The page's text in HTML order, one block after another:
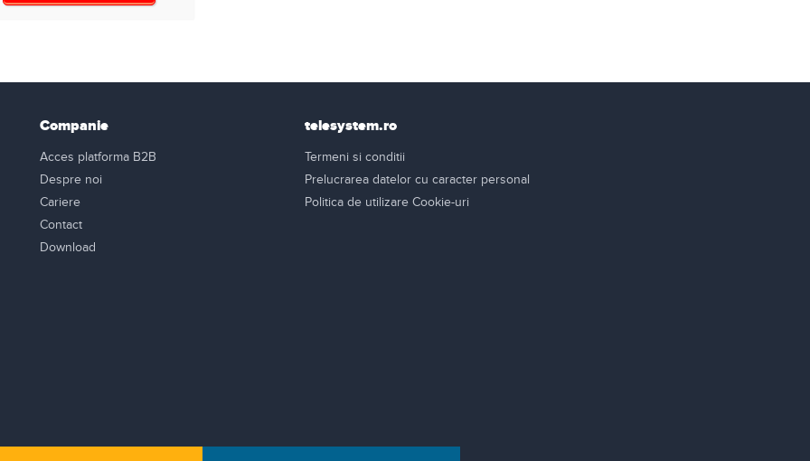
Companie
Acces platforma B2B
Despre noi
Cariere
Contact
Download
telesystem.ro
Termeni si conditii
Prelucrarea datelor cu caracter personal
Politica de utilizare Cookie-uri